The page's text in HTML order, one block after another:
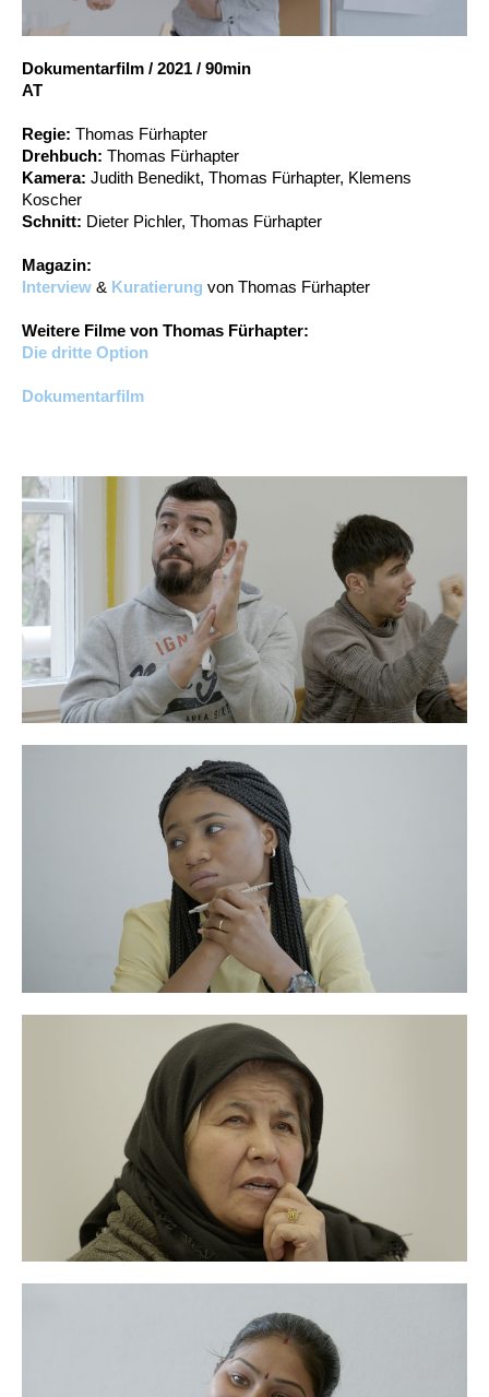
Account
Dokumentarfilm / 2021 / 90min
AT
Regie: Thomas Fürhapter
Drehbuch: Thomas Fürhapter
Kamera: Judith Benedikt, Thomas Fürhapter, Klemens
Koscher
Schnitt: Dieter Pichler, Thomas Fürhapter
Magazin:
Interview & Kuratierung von Thomas Fürhapter
Weitere Filme von Thomas Fürhapter:
Die dritte Option
Dokumentarfilm